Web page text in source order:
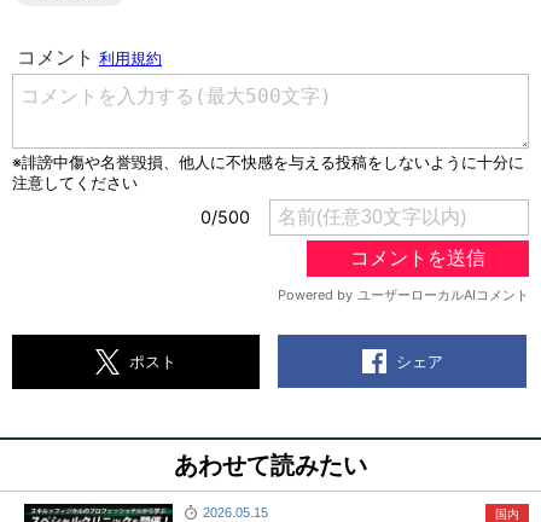
ポスト シェア
あわせて読みたい
2026.05.15 国内